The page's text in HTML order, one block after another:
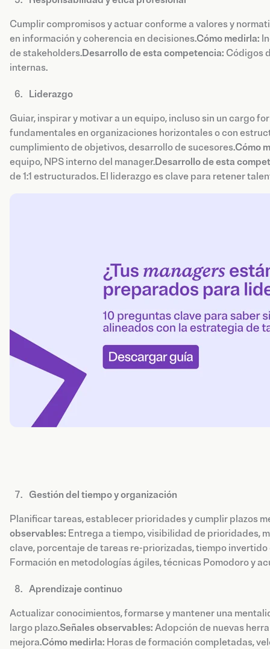
Cumplir compromisos y actuar conforme a valores y
en información y coherencia en decisiones.Cómo medirla:
de stakeholders.Desarrollo de esta competencia: Códigos
internas.
Liderazgo
Guiar, inspirar y motivar a un equipo, incluso sin un cargo
fundamentales en organizaciones horizontales o con
cumplimiento de objetivos, desarrollo de sucesores.Cómo
equipo, NPS interno del manager.Desarrollo de esta
de 1:1 estructurados. El liderazgo es clave para retener
Gestión del tiempo y organización
Planificar tareas, establecer prioridades y cumplir plazos
observables: Entrega a tiempo, visibilidad de prioridades,
clave, porcentaje de tareas re-priorizadas, tiempo
Formación en metodologías ágiles, técnicas Pomodoro y
Aprendizaje continuo
Actualizar conocimientos, formarse y mantener una
largo plazo.Señales observables: Adopción de nuevas
mejora.Cómo medirla: Horas de formación completadas,